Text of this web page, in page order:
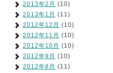
2013年2月 (10)
2013年1月 (11)
2012年12月 (10)
2012年11月 (10)
2012年10月 (10)
2012年9月 (10)
2012年8月 (11)